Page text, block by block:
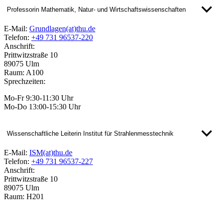
Professorin Mathematik, Natur- und Wirtschaftswissenschaften
E-Mail: Grundlagen(at)thu.de
Telefon: +49 731 96537-220
Anschrift:
Prittwitzstraße 10
89075 Ulm
Raum: A100
Sprechzeiten:
Mo-Fr 9:30-11:30 Uhr
Mo-Do 13:00-15:30 Uhr
Wissenschaftliche Leiterin Institut für Strahlenmesstechnik
E-Mail: ISM(at)thu.de
Telefon: +49 731 96537-227
Anschrift:
Prittwitzstraße 10
89075 Ulm
Raum: H201